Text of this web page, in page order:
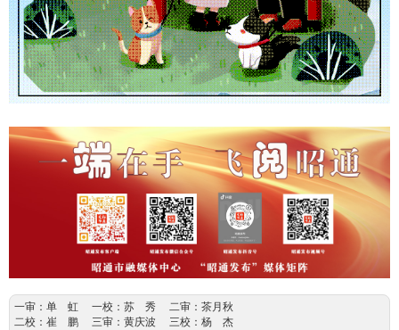
一审：单 虹 一校：苏 秀 二审：茶月秋
二校：崔 鹏 三审：黄庆波 三校：杨 杰